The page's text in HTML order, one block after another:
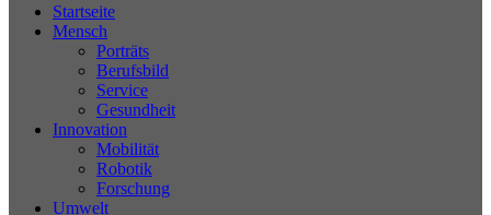
Startseite
Mensch
Porträts
Berufsbild
Service
Gesundheit
Innovation
Mobilität
Robotik
Forschung
Umwelt